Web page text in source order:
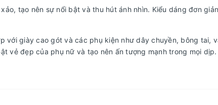
tạo nên sự nổi bật và thu hút ánh nhìn. Kiểu dáng đơn
với giày cao gót và các phụ kiện như dây chuyền, bông tai,
vẻ đẹp của phụ nữ và tạo nên ấn tượng mạnh trong mọi dịp.